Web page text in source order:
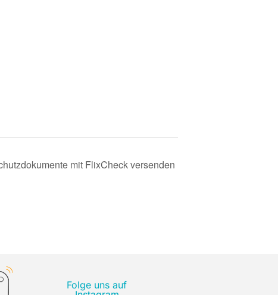
mit FlixCheck versenden
Folge uns auf